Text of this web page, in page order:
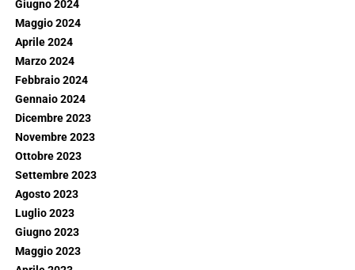
Giugno 2024
Maggio 2024
Aprile 2024
Marzo 2024
Febbraio 2024
Gennaio 2024
Dicembre 2023
Novembre 2023
Ottobre 2023
Settembre 2023
Agosto 2023
Luglio 2023
Giugno 2023
Maggio 2023